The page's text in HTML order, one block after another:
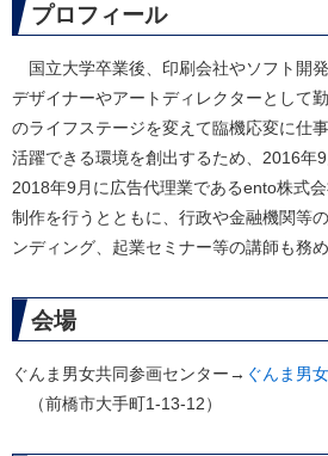
プロフィール
国立大学卒業後、印刷会社やソフト開
デザイナーやアートディレクターとして
のライフステージを変えて臨機応変に仕
活躍できる環境を創出するため、2016年9
2018年9月に広告代理業であるento株式
制作を行うとともに、行政や金融機関等
ンディング、起業セミナー等の講師も務め
会場
ぐんま男女共同参画センター→ ぐんま男
（前橋市大手町1-13-12）